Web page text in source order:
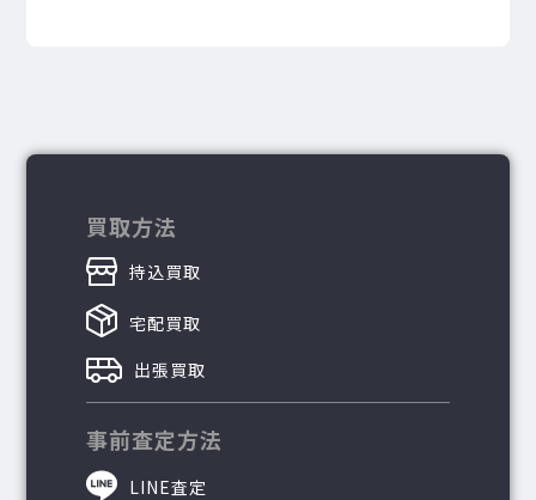
買取方法
持込買取
宅配買取
出張買取
事前査定方法
LINE査定